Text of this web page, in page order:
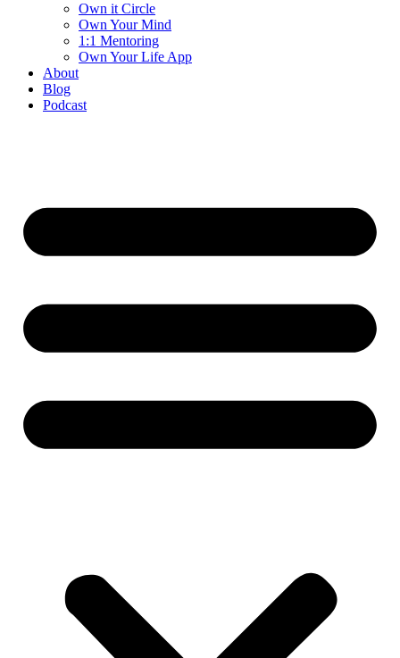
Own it Circle
Own Your Mind
1:1 Mentoring
Own Your Life App
About
Blog
Podcast